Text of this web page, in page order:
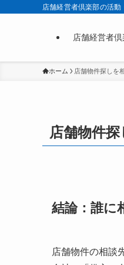
店舗経営者倶楽部の活
店舗経営者
ホーム 店舗物件探しを
店舗物件
結論：誰に
店舗物件の相談